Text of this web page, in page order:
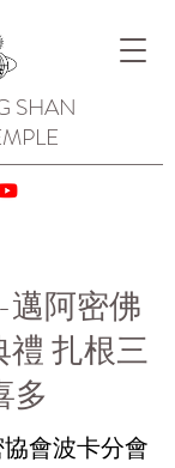
SHAN
-邁阿密佛
扎根三
多
會波卡分會